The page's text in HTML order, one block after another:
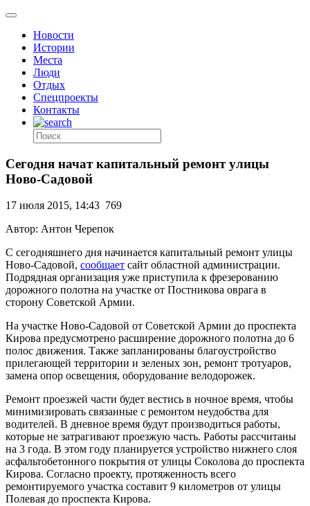
Новости
Истории
Места
Люди
Отдых
Спецпроекты
Контакты
Сегодня начат капитальный ремонт улицы
Ново-Садовой
17 июля 2015, 14:43 769
Автор: Антон Черепок
С сегодняшнего дня начинается капитальный ремонт улицы
Ново-Садовой, сообщает сайт областной администрации.
Подрядная организация уже приступила к фрезерованию
дорожного полотна на участке от Постникова оврага в
сторону Советской Армии.
На участке Ново-Садовой от Советской Армии до проспекта
Кирова предусмотрено расширение дорожного полотна до 6
полос движения. Также запланированы благоустройство
прилегающей территории и зеленых зон, ремонт тротуаров,
замена опор освещения, оборудование велодорожек.
Ремонт проезжей части будет вестись в ночное время, чтобы
минимизировать связанные с ремонтом неудобства для
водителей. В дневное время будут производиться работы,
которые не затрагивают проезжую часть. Работы рассчитаны
на 3 года. В этом году планируется устройство нижнего слоя
асфальтобетонного покрытия от улицы Соколова до проспекта
Кирова. Согласно проекту, протяженность всего
ремонтируемого участка составит 9 километров от улицы
Полевая до проспекта Кирова.